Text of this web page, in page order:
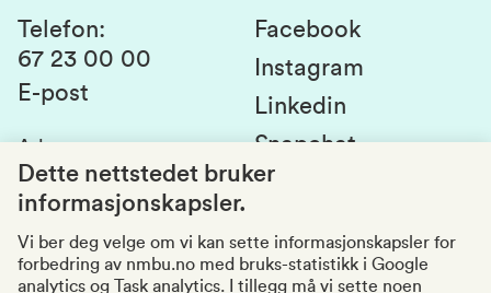
Kontakt oss
Studier og emner
Studenttinget
Si fra om avvik
Kvalitet i utdanningen
Telefon:
67 23 00 00
E-post
Adresse:
Postboks 5003
1432 Ås
Organisasjonsnummer
969159570
Besøksadresser
Facebook
Instagram
Linkedin
Snapchat
Dette nettstedet bruker
informasjonskapsler.
Vi ber deg velge om vi kan sette informasjonskapsler for
forbedring av nmbu.no med bruks-statistikk i Google
analytics og Task analytics. I tillegg må vi sette noen